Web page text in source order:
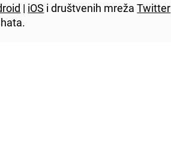
| iOS i društvenih mrežaTwitter